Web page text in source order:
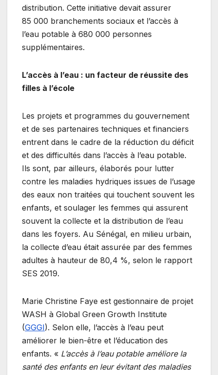
distribution. Cette initiative devait assurer
85 000 branchements sociaux et l’accès à
l’eau potable à 680 000 personnes
supplémentaires.
L’accès à l’eau : un facteur de réussite des
filles à l’école
Les projets et programmes du gouvernement
et de ses partenaires techniques et financiers
entrent dans le cadre de la réduction du déficit
et des difficultés dans l’accès à l’eau potable.
Ils sont, par ailleurs, élaborés pour lutter
contre les maladies hydriques issues de l’usage
des eaux non traitées qui touchent souvent les
enfants, et soulager les femmes qui assurent
souvent la collecte et la distribution de l’eau
dans les foyers. Au Sénégal, en milieu urbain,
la collecte d’eau était assurée par des femmes
adultes à hauteur de 80,4 %, selon le rapport
SES 2019.
Marie Christine Faye est gestionnaire de projet
WASH à Global Green Growth Institute
(GGGI). Selon elle, l’accès à l’eau peut
améliorer le bien-être et l’éducation des
enfants. « L’accès à l’eau potable améliore la
santé des enfants en leur évitant des maladies